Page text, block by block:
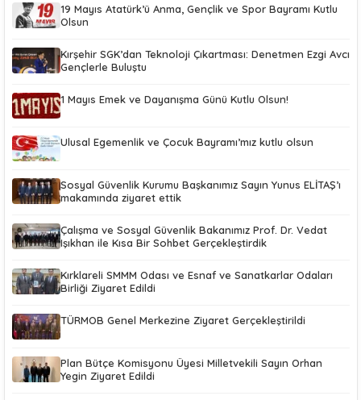
19 Mayıs Atatürk’ü Anma, Gençlik ve Spor Bayramı Kutlu
Olsun
Kırşehir SGK’dan Teknoloji Çıkartması: Denetmen Ezgi Avcı
Gençlerle Buluştu
1 Mayıs Emek ve Dayanışma Günü Kutlu Olsun!
Ulusal Egemenlik ve Çocuk Bayramı’mız kutlu olsun
Sosyal Güvenlik Kurumu Başkanımız Sayın Yunus ELİTAŞ’ı
makamında ziyaret ettik
Çalışma ve Sosyal Güvenlik Bakanımız Prof. Dr. Vedat
Işıkhan ile Kısa Bir Sohbet Gerçekleştirdik
Kırklareli SMMM Odası ve Esnaf ve Sanatkarlar Odaları
Birliği Ziyaret Edildi
TÜRMOB Genel Merkezine Ziyaret Gerçekleştirildi
Plan Bütçe Komisyonu Üyesi Milletvekili Sayın Orhan
Yegin Ziyaret Edildi